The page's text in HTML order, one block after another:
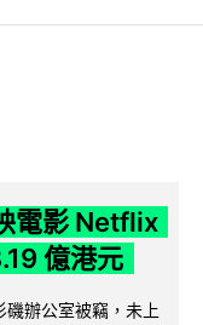
電影 Netflix
億港元
磯辦公室被竊，未上